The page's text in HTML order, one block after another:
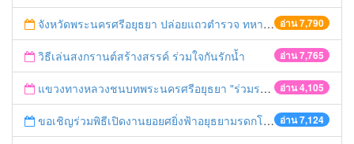
อ่าน 7,790
จังหวัดพระนครศรีอยุธยา ปล่อยแถวตำรวจ ทหาร ฝ่ายปกครอง กว่า 100 นาย ตรวจเข้มท่ารถสาธารณะ สถานีขนส่งรถโดยสาร วินรถตู้ และสถานีรถไฟ เตรียมรับมือเทศกาลสงกรานต์
อ่าน 7,765
วิธีเล่นสงกรานต์สร้างสรรค์ ร่วมใจกันรักน้ำ
อ่าน 4,105
แขวงทางหลวงชนบทพระนครศรีอยุธยา "ร่วมรณรงค์ ขับช้า เปิดไฟหน้า คาดเข็มขัด" เทศกาลสงกรานต์ ปี 2561
อ่าน 7,124
ขอเชิญร่วมพิธีเปิดงานยอยศยิ่งฟ้าอยุธยามรดกโลก